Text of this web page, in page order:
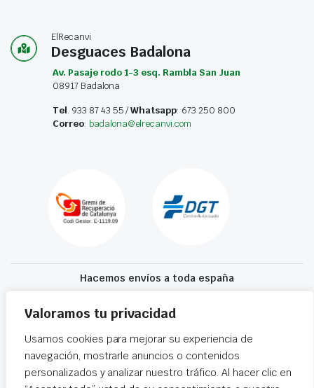
Valoramos tu privacidad
Usamos cookies para mejorar su experiencia de
navegación, mostrarle anuncios o contenidos
personalizados y analizar nuestro tráfico. Al hacer clic en
ElRecanvi
Desguaces Badalona
Av. Pasaje rodo 1-3 esq. Rambla San Juan
08917 Badalona
Tel. 933 87 43 55 /Whatsapp: 673 250 800
Correo: badalona@elrecanvi.com
Hacemos envíos a toda españa
Recibe tu recambio en 24-72 horas
Desguaces El Recanvi 2026 ©Condiciones generales·Declaración de